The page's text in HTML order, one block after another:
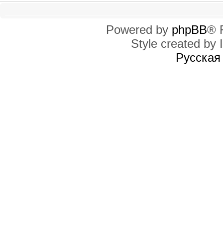
Сейчас этот форум просматривают: нет зарегистрированных пользователей
Powered by phpBB®
Style created by